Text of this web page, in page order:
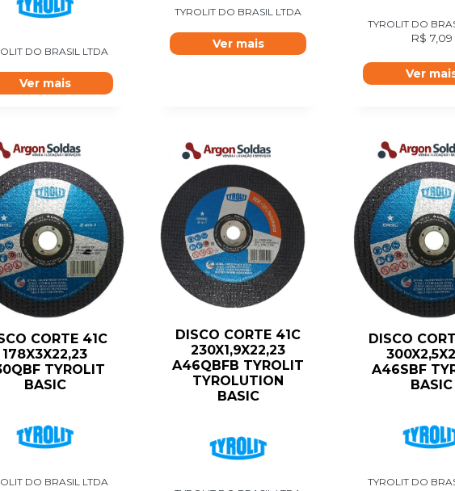
DO BRASIL LTDA
Ver mais
TYROLIT DO BRASIL LTDA
Ver mais
TYROLIT DO
R$ 7,09
Ver
CORTE 41C
178X3X22,23
TYROLIT
BASIC
DO BRASIL LTDA
DISCO CORTE 41C
230X1,9X22,23
A46QBFB TYROLIT
TYROLUTION
BASIC
DISCO
A46SBF
BASIC
TYROLIT DO